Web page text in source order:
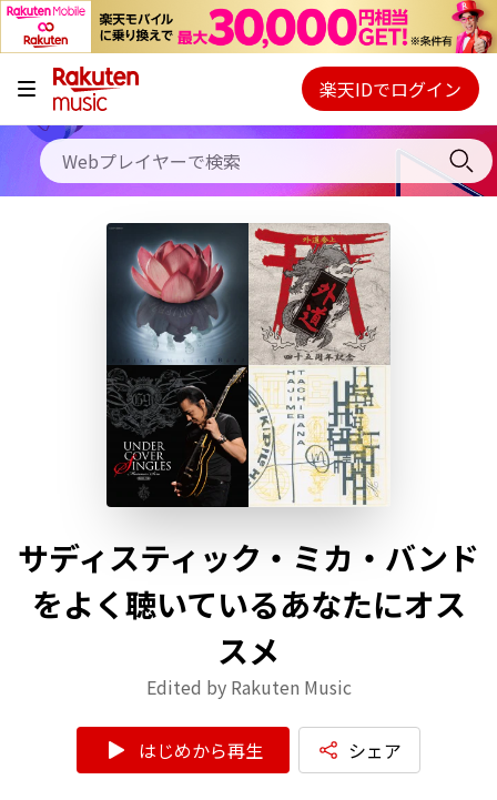
キャンペーン
料金プラン
使い方
初回30日間無料お試し
Webプレイヤー
ご契約内容の確認・変更
楽天IDでログイン
サディスティック・ミカ・バンド
をよく聴いているあなたにオス
スメ
Edited by Rakuten Music
はじめから再生 シェア